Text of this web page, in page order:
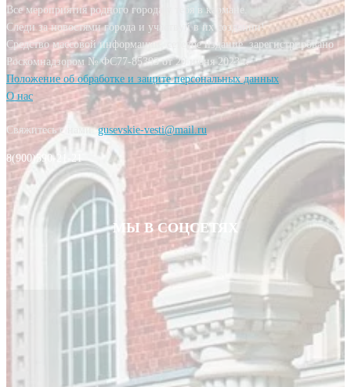
Все мероприятия родного города у тебя в кармане.
Следи за новостями города и участвуй в их создании!
Средство массовой информации, сетевое издание, зарегистрировано
Роскомнадзором № ФС77-85393 от 20 июня 2023 г.
Положение об обработке и защите персональных данных
О нас
Свяжитесь с нами:gusevskie-vesti@mail.ru
8(900)590-21-21
МЫ В СОЦСЕТЯХ